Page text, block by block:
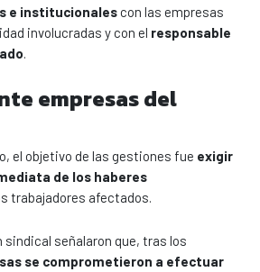
e institucionales con las empresas
involucradas y con el responsable
empresas del
el objetivo de las gestiones fue exigir
de los haberes
trabajadores afectados.
sindical señalaron que, tras los
se comprometieron a efectuar